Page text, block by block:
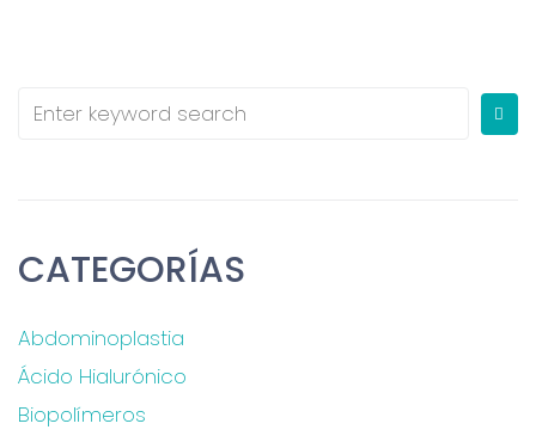
CATEGORÍAS
Abdominoplastia
Ácido Hialurónico
Biopolímeros